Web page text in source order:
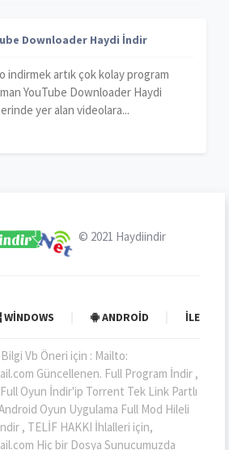
Downloader Haydi İndir
indirmek artık çok kolay program
YouTube Downloader Haydi
yer alan videolara...
© 2021 Haydiindir
WINDOWS ANDROID İLETIŞIM
Vb Öneri için : Mailto:
Güncellenen. Full Program İndir ,
Oyun İndir'ip Torrent Tek Link Partlı
Oyun Uygulama Full Mod Hileli
, TELİF HAKKI İhlalleri için,
Hiç bir Dosya Sunucumuzda